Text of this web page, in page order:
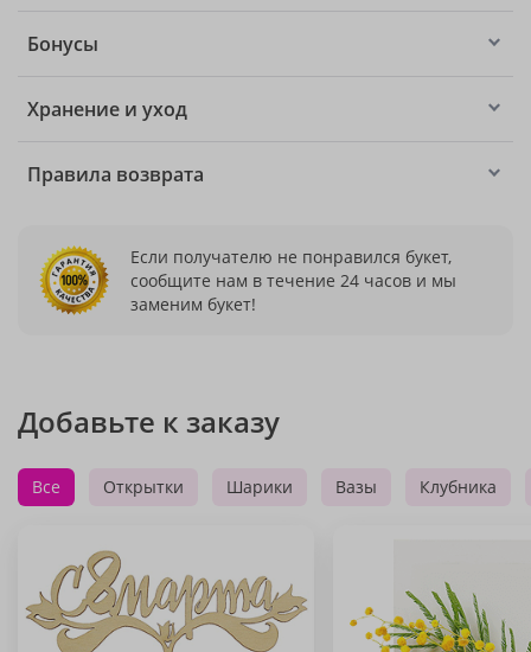
Бонусы
Хранение и уход
Правила возврата
Если получателю не понравился букет,
сообщите нам в течение 24 часов и мы
заменим букет!
Добавьте к заказу
Все Открытки Шарики Вазы Клубника